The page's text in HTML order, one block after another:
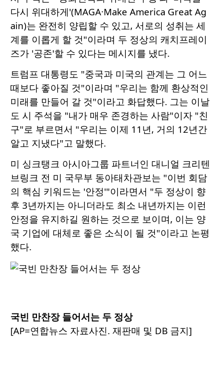
다시 위대하게'(MAGA·Make America Great Ag
ain)는 완전히 양립할 수 있고, 서로의 성취는 세
계를 이롭게 할 것"이라며 두 정상의 캐치프레이
즈가 '공존'할 수 있다는 메시지를 냈다.
트럼프 대통령도 "중국과 미국의 관계는 그 어느
때보다 좋아질 것"이라며 "우리는 함께 환상적인
미래를 만들어 갈 것"이라고 화답했다. 그는 이날
도 시 주석을 "내가 매우 존경하는 사람"이자 "친
구"로 부르면서 "우리는 이제 11년, 거의 12년간
알고 지냈다"고 말했다.
미 싱크탱크 아시아그룹 파트너인 대니얼 크리텐
브링크 전 미 국무부 동아태차관보는 "이번 회담
의 핵심 키워드는 '안정'"이라면서 "두 정상이 향
후 3년까지는 아니더라도 최소 내년까지는 이런
안정을 유지하길 원하는 것으로 보이며, 이는 양
국 기업에 대체로 좋은 소식이 될 것"이라고 논평
했다.
국빈 만찬장 들어서는 두 정상
[AP=연합뉴스 자료사진. 재판매 및 DB 금지]